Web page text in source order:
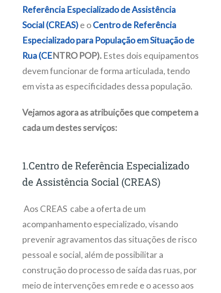
Referência Especializado de Assistência
Social (CREAS)e oCentro de Referência
Especializado para População emSituação de
Rua (CENTRO POP). Estes dois equipamentos
devem funcionar de forma articulada, tendo
em vista as especificidades dessa população.
Vejamos agora as atribuições que competem a
cada um destes serviços:
1.Centro de Referência Especializado
de Assistência Social (CREAS)
Aos CREAS cabe a oferta de um
acompanhamento especializado, visando
prevenir agravamentos das situações de risco
pessoal e social, além de possibilitar a
construção do processo de saída das ruas, por
meio de intervenções em rede e o acesso aos